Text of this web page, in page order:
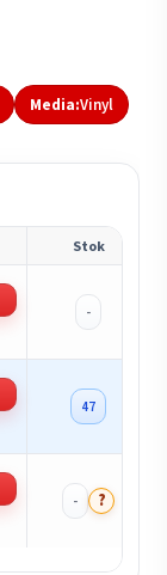
Media:Vinyl
Stok
-
47
- ?